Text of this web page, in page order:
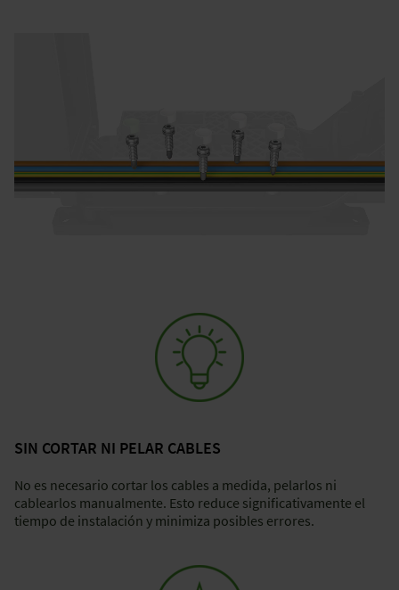
SIN CORTAR NI PELAR CABLES
No es necesario cortar los cables a medida, pelarlos ni
cablearlos manualmente. Esto reduce significativamente el
tiempo de instalación y minimiza posibles errores.